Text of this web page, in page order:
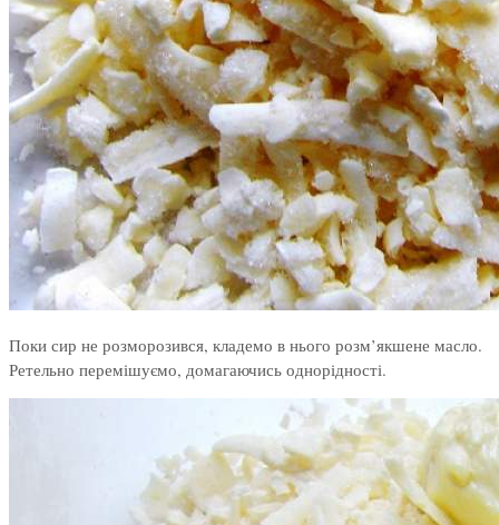
Поки сир не розморозився, кладемо в нього розм’якшене масло.
Ретельно перемішуємо, домагаючись однорідності.